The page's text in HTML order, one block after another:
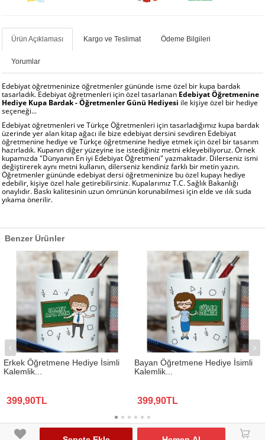
󰃦
Ürün Açıklaması Kargo ve Teslimat Ödeme Bilgileri
Yorumlar
Edebiyat öğretmeninize öğretmenler gününde isme özel bir kupa bardak
tasarladık. Edebiyat öğretmenleri için özel tasarlanan Edebiyat Öğretmenine
Hediye Kupa Bardak - Öğretmenler Günü Hediyesi ile kişiye özel bir hediye
seçeneği...
Edebiyat öğretmenleri ve Türkçe Öğretmenleri için tasarladığımız kupa bardak
üzerinde yer alan kitap ağacı ile bize edebiyat dersini sevdiren Edebiyat
öğretmenine hediye ve Türkçe öğretmenine hediye etmek için özel bir tasarım
hazırladık. Kupanın diğer yüzeyine ise istediğiniz metni ekleyebiliyoruz. Örnek
kupamızda "Dünyanın En iyi Edebiyat Öğretmeni" yazmaktadır. Dilerseniz ismi
değiştirerek aynı metni kullanın, dilerseniz kendiniz farklı bir metin yazın.
Öğretmenler gününde edebiyat dersi öğretmeninize bu özel kupayı hediye
edebilir, kişiye özel hale getirebilirsiniz. Kupalarımız T.C. Sağlık Bakanlığı
onaylıdır. Baskı kalitesinin uzun ömrünün korunabilmesi için elde ve ılık suda
yıkama önerilir.
Benzer Ürünler
Erkek Öğretmene Hediye İsimli
Kalemlik...
399,90TL
Bayan Öğretmene Hediye İsimli
Kalemlik...
399,90TL
www.biresimden.com © 2015 - 2026 Tüm Hakları Saklıdır.